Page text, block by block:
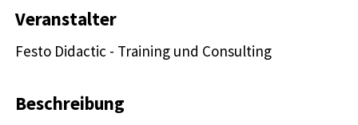
Veranstalter
Festo Didactic - Training und Consulting
Beschreibung